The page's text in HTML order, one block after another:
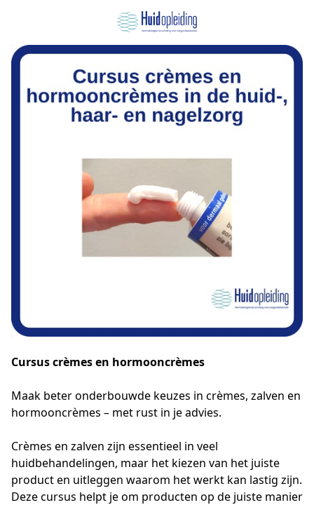
Cursus crèmes en hormooncrèmes
Maak beter onderbouwde keuzes in crèmes, zalven en
hormooncrèmes – met rust in je advies.
Crèmes en zalven zijn essentieel in veel
huidbehandelingen, maar het kiezen van het juiste
product en uitleggen waarom het werkt kan lastig zijn.
Deze cursus helpt je om producten op de juiste manier